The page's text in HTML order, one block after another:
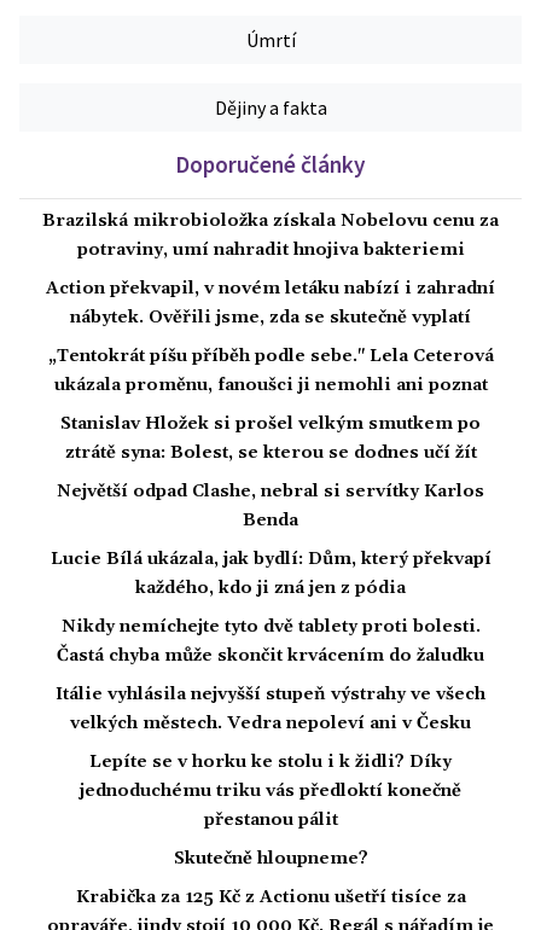
Úmrtí
Dějiny a fakta
Doporučené články
Brazilská mikrobioložka získala Nobelovu cenu za
potraviny, umí nahradit hnojiva bakteriemi
Action překvapil, v novém letáku nabízí i zahradní
nábytek. Ověřili jsme, zda se skutečně vyplatí
„Tentokrát píšu příběh podle sebe." Lela Ceterová
ukázala proměnu, fanoušci ji nemohli ani poznat
Stanislav Hložek si prošel velkým smutkem po
ztrátě syna: Bolest, se kterou se dodnes učí žít
Největší odpad Clashe, nebral si servítky Karlos
Benda
Lucie Bílá ukázala, jak bydlí: Dům, který překvapí
každého, kdo ji zná jen z pódia
Nikdy nemíchejte tyto dvě tablety proti bolesti.
Častá chyba může skončit krvácením do žaludku
Itálie vyhlásila nejvyšší stupeň výstrahy ve všech
velkých městech. Vedra nepoleví ani v Česku
Lepíte se v horku ke stolu i k židli? Díky
jednoduchému triku vás předloktí konečně
přestanou pálit
Skutečně hloupneme?
Krabička za 125 Kč z Actionu ušetří tisíce za